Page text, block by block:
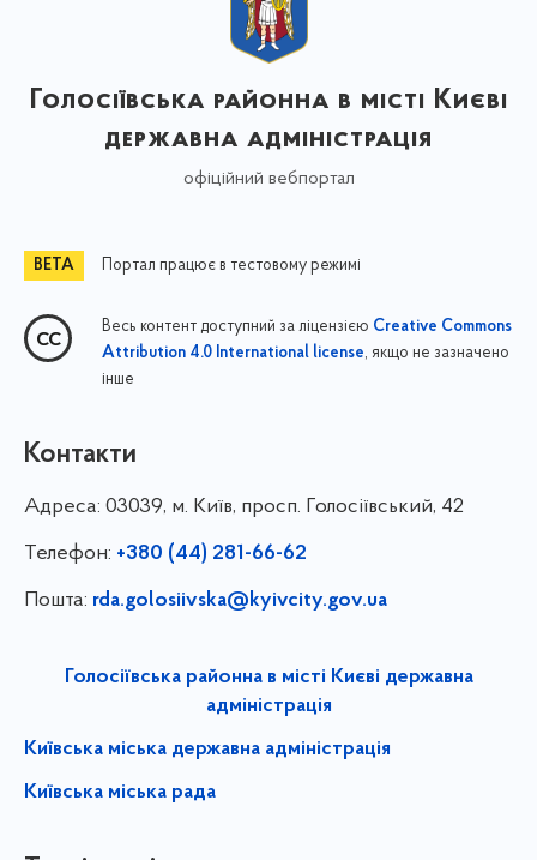
Голосіївська районна в місті Києві
державна адміністрація
офіційний вебпортал
Портал працює в тестовому режимі
Весь контент доступний за ліцензією Creative Commons
Attribution 4.0 International license, якщо не зазначено
інше
Контакти
Адреса: 03039, м. Київ, просп. Голосіївський, 42
Телефон: +380 (44) 281-66-62
Пошта: rda.golosiivska@kyivcity.gov.ua
Голосіївська районна в місті Києві державна
адміністрація
Київська міська державна адміністрація
Київська міська рада